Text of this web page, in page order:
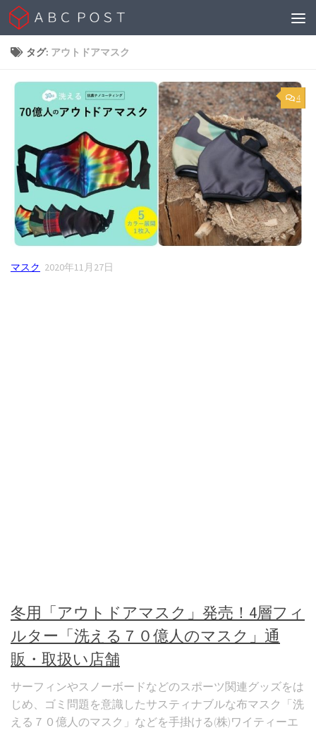
Skip to content
タグ: アウトドアマスク
4
マスク 2020年11月27日
冬用「アウトドアマスク」発売！4層フィ
ルター「洗える７０億人のマスク」通
販・取扱い店舗
サーフィンやスノーボードなどのスポーツ関連グッズをは
じめ、ゴミ問題を意識したサスティナブルな布マスク「洗
える７０億人のマスク」などを手掛ける(株)ワイティーエ